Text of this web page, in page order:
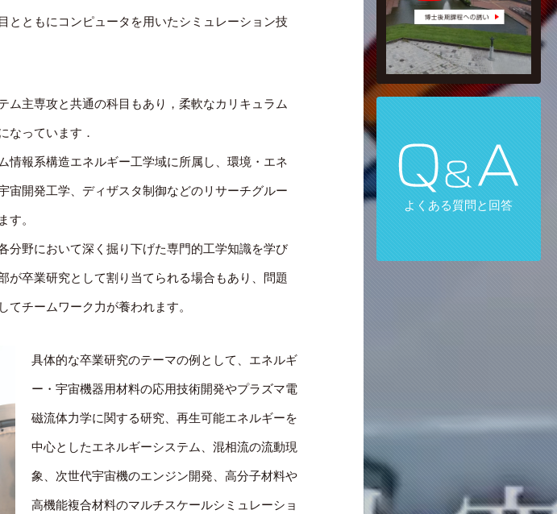
とともにコンピュータを用いたシミュレーション技
ム主専攻と共通の科目もあり，柔軟なカリキュラム
なっています．
情報系構造エネルギー工学域に所属し、環境・エネ
宙開発工学、ディザスタ制御などのリサーチグルー
す。
分野において深く掘り下げた専門的工学知識を学び
が卒業研究として割り当てられる場合もあり、問題
チームワーク力が養われます。
具体的な卒業研究のテーマの例として、エネルギ
ー・宇宙機器用材料の応用技術開発やプラズマ電
磁流体力学に関する研究、再生可能エネルギーを
中心としたエネルギーシステム、混相流の流動現
象、次世代宇宙機のエンジン開発、高分子材料や
高機能複合材料のマルチスケールシミュレーショ
よくある質問と回答